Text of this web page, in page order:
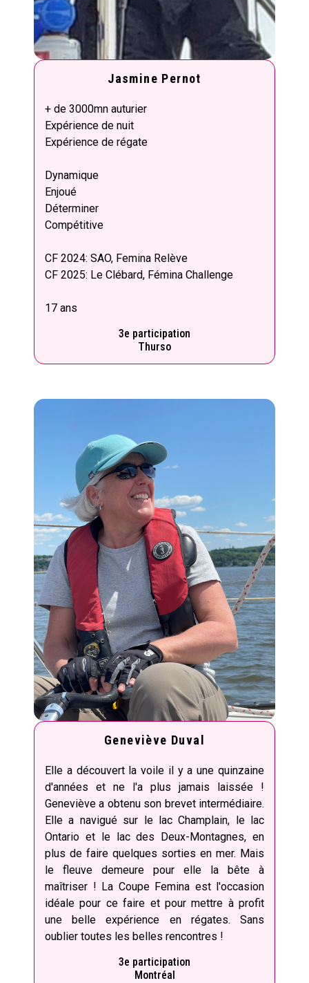
Jasmine Pernot
+ de 3000mn auturier
Expérience de nuit
Expérience de régate
Dynamique
Enjoué
Déterminer
Compétitive
CF 2024: SAO, Femina Relève
CF 2025: Le Clébard, Fémina Challenge
17 ans
3e participation
Thurso
Geneviève Duval
Elle a découvert la voile il y a une quinzaine
d'années et ne l'a plus jamais laissée !
Geneviève a obtenu son brevet intermédiaire.
Elle a navigué sur le lac Champlain, le lac
Ontario et le lac des Deux-Montagnes, en
plus de faire quelques sorties en mer. Mais
le fleuve demeure pour elle la bête à
maîtriser ! La Coupe Femina est l'occasion
idéale pour ce faire et pour mettre à profit
une belle expérience en régates. Sans
oublier toutes les belles rencontres !
3e participation
Montréal